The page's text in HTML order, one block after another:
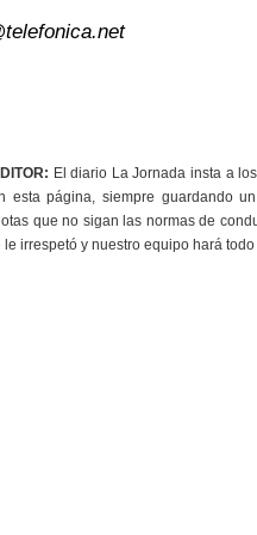
El diario La Jornada insta a
esta página, siempre guardando
que no sigan las normas de
le irrespetó y nuestro equipo hará